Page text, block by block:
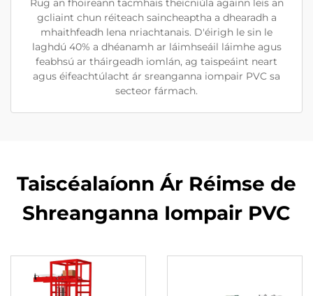
Rug an fhoireann tacmhais theicniúla againn leis an
gcliaint chun réiteach saincheaptha a dhearadh a
mhaithfeadh lena nriachtanais. D'éirigh le sin le
laghdú 40% a dhéanamh ar láimhseáil láimhe agus
feabhsú ar tháirgeadh iomlán, ag taispeáint neart
agus éifeachtúlacht ár sreanganna iompair PVC sa
secteor fármach.
Taiscéalaíonn Ár Réimse de
Shreanganna Iompair PVC